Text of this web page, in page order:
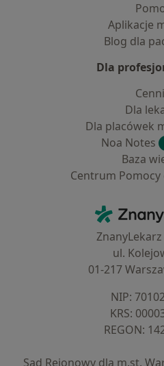
Aplikacje
Blog dla
Dla
Dla
Dla placówek
Noa Notes
Baza
Centrum Pomocy
ZnanyLekarz
ul.
01-217
NIP:
KRS:
REGON:
Sąd Rejonowy dla m.st.